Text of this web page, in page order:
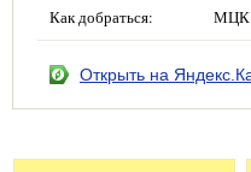
Как добраться: МЦК
Открыть на